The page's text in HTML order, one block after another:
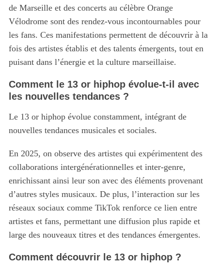
de Marseille et des concerts au célèbre Orange
Vélodrome sont des rendez-vous incontournables pour
les fans. Ces manifestations permettent de découvrir à la
fois des artistes établis et des talents émergents, tout en
puisant dans l’énergie et la culture marseillaise.
Comment le 13 or hiphop évolue-t-il avec
les nouvelles tendances ?
Le 13 or hiphop évolue constamment, intégrant de
nouvelles tendances musicales et sociales.
En 2025, on observe des artistes qui expérimentent des
collaborations intergénérationnelles et inter-genre,
enrichissant ainsi leur son avec des éléments provenant
d’autres styles musicaux. De plus, l’interaction sur les
réseaux sociaux comme TikTok renforce ce lien entre
artistes et fans, permettant une diffusion plus rapide et
large des nouveaux titres et des tendances émergentes.
Comment découvrir le 13 or hiphop ?